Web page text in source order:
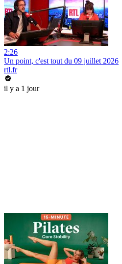
2:26
Un point, c'est tout du 09 juillet 2026
rtl.fr
il y a 1 jour